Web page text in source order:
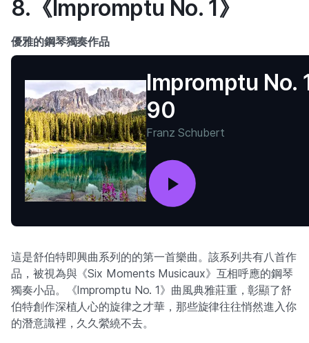
8.《Impromptu No. 1》
優雅的鋼琴獨奏作品
Impromptu No.
90
Franz Schubert
這是舒伯特即興曲系列的的第一首樂曲。該系列共有八首作
品，被視為與《Six Moments Musicaux》互相呼應的鋼琴
獨奏小品。《Impromptu No. 1》曲風典雅莊重，彰顯了舒
伯特創作深植人心的旋律之才華，那些旋律往往悄然進入你
的潛意識裡，久久縈繞不去。